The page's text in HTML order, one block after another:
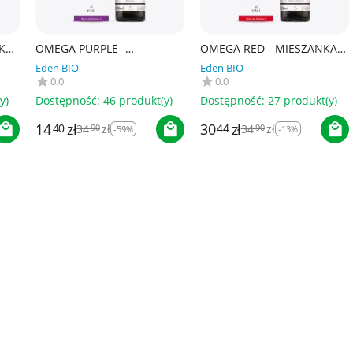
OMEGA PURPLE -
MIESZANKA Z OLEJEM
LNIANYM (MANDARYNKA,
WANILIA, LAWENDA) BIO
100 ml - B...
Eden BIO
0.0
Dostępność: 46 produkt(y)
1440 zł3490 zł -59%
OMEGA RED - MIESZANKA Z
OLEJEM LNIANYM
(ROKITNIK, MANGO,
ACEROLA, TRUSKAWKA) BIO
100 ml...
Eden BIO
0.0
Dostępność: 27 produkt(y)
3044 zł3490 zł -13%